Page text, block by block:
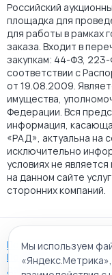
Российский
площадка для
для работы в рамках
заказа. Входит в
закупкам: 44-ФЗ,
соответствии с
от 19.08.2009.
имущества,
Федерации. Вся
информация,
«РАД», актуальна на
исключительно
условиях не
на данном сайте
сторонних компаний.
Пользовательское
Политика АО "РАД" в
данных
Мы используем